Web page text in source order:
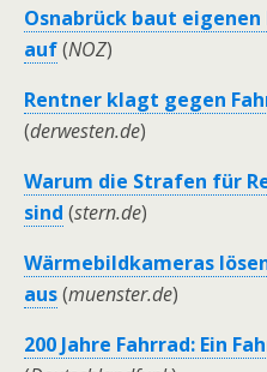
Osnabrück baut
auf(NOZ)
Rentner klagt gegen
(derwesten.de)
Warum die Strafen für
sind (stern.de)
Wärmebildkameras
aus(muenster.de)
200 Jahre Fahrrad: Ein